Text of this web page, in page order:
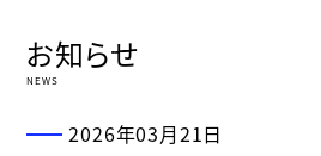
お知らせ
NEWS
2026年03月21日